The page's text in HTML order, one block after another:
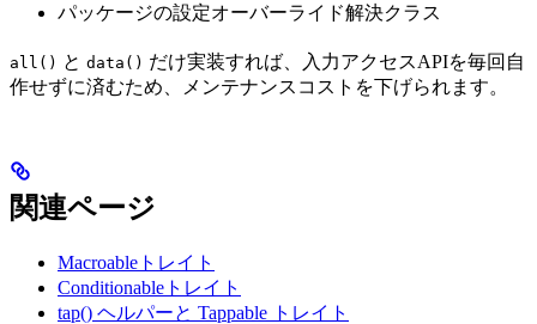
パッケージの設定オーバーライド解決クラス
all() と data() だけ実装すれば、入力アクセスAPIを毎回自
作せずに済むため、メンテナンスコストを下げられます。
関連ページ
Macroableトレイト
Conditionableトレイト
tap() ヘルパーと Tappable トレイト